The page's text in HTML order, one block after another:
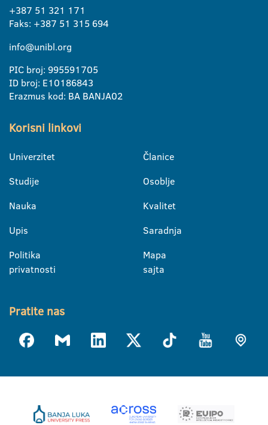
+387 51 321 171
Faks: +387 51 315 694
info@unibl.org
PIC broj: 995591705
ID broj: E10186843
Erazmus kod: BA BANJA02
Korisni linkovi
Univerzitet
Studije
Nauka
Upis
Politika
privatnosti
Članice
Osoblje
Kvalitet
Saradnja
Mapa
sajta
Pratite nas